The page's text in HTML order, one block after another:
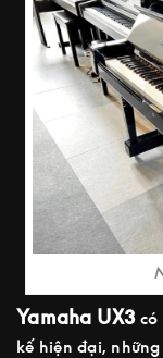
Yamaha UX3có
kế hiện đại,